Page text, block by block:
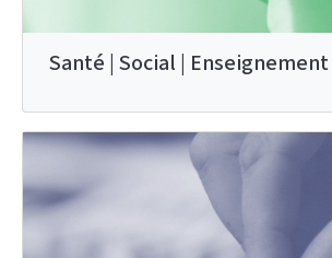
Santé | Social | Enseignement